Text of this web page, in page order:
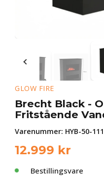
GLOW FIRE
Brecht Black -
Fritstående
Varenummer: HYB-50-
12.999 kr
Bestillingsvare